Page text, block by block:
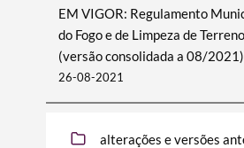
EM VIGOR: Regulamento
do Fogo e de Limpeza de
(versão consolidada a 08/2021)
26-08-2021
alterações e versões